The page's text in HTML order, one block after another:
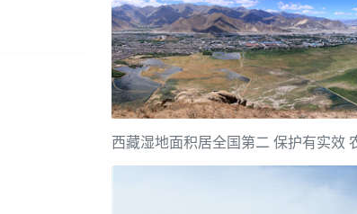
西藏湿地面积居全国第二 保护有实效